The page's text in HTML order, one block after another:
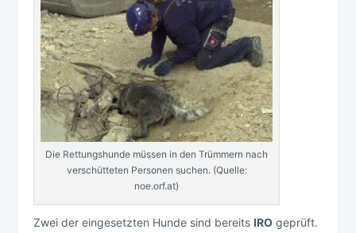
Die Rettungshunde müssen in den Trümmern nach
verschütteten Personen suchen. (Quelle:
noe.orf.at)
Zwei der eingesetzten Hunde sind bereits IRO geprüft.